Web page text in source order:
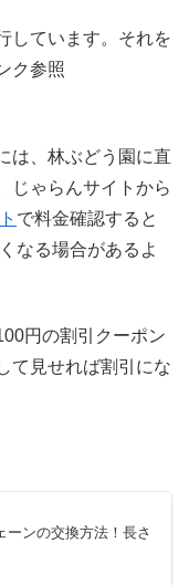
しています。それを
ク参照
は、林ぶどう園に直
じゃらんサイトから
で料金確認すると
なる場合があるよ
円の割引クーポン
て見せれば割引にな
ーンの交換方法！長さ